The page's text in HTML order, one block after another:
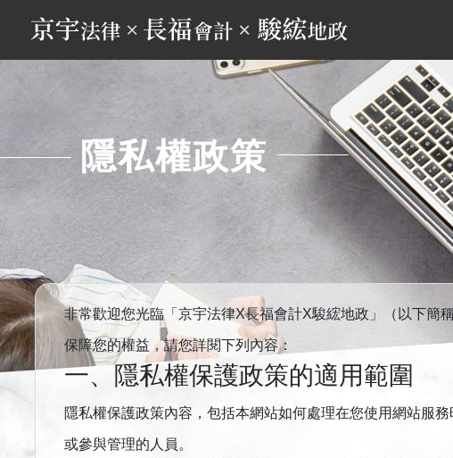
京宇長福駿綋聯合事務所
隱私權政策
非常歡迎您光臨「京宇法律X長福會計X駿綋地政」（以下簡
保障您的權益，請您詳閱下列內容：
一、隱私權保護政策的適用範圍
隱私權保護政策內容，包括本網站如何處理在您使用網站服
或參與管理的人員。